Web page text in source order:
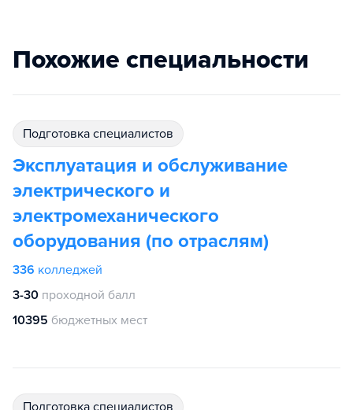
Похожие специальности
подготовка специалистов
Эксплуатация и обслуживание
электрического и
электромеханического
оборудования (по отраслям)
336 колледжей
3-30 проходной балл
10395 бюджетных мест
подготовка специалистов